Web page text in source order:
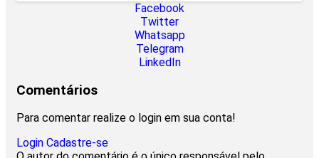
Facebook
Twitter
Whatsapp
Telegram
LinkedIn
Comentários
Para comentar realize o login em sua conta!
Login Cadastre-se